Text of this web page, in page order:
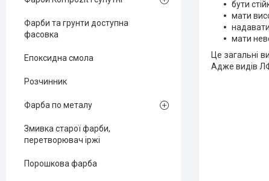
бути
мати
надавати
мати
Це загальні
Адже видів
Фарби та грунти доступна
фасовка
Епоксидна смола
Розчинник
Фарба по металу
Змивка старої фарби,
перетворювач іржі
Порошкова фарба